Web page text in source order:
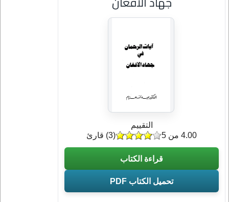
التقييم
(
3) قارئ 4.00 من 5
قراءة الكتاب
تحميل الكتاب PDF